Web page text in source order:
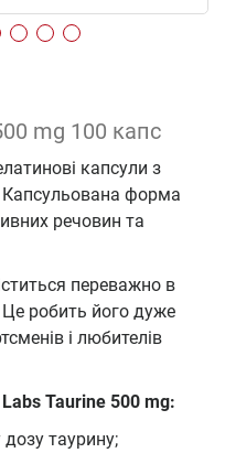
mg 100 капс
капсули з
форма
речовин та
переважно в
робить його дуже
і любителів
Taurine 500 mg:
таурину;